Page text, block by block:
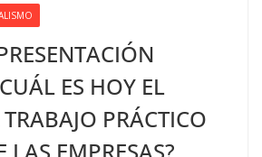
ES HOY EL
PRÁCTICO